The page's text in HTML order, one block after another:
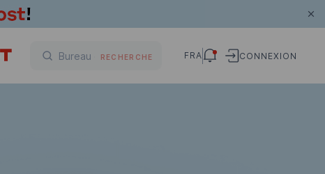
RECHERCHE FRA CONNEXION